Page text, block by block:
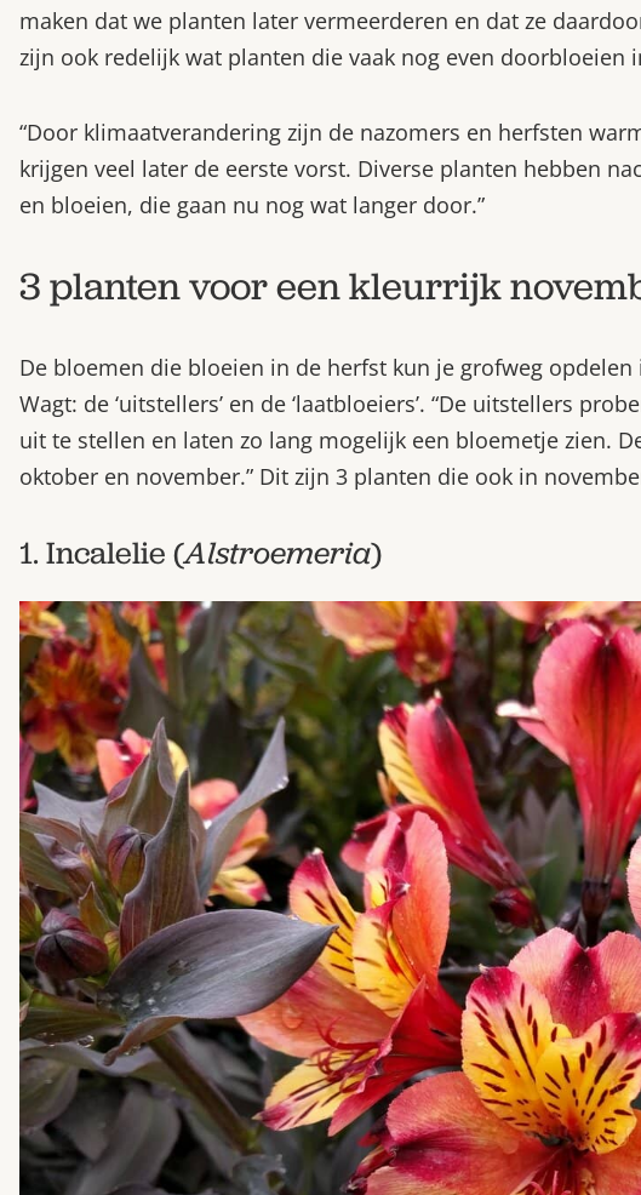
maken dat we planten later vermeerderen en dat ze
zijn ook redelijk wat planten die vaak nog even doorbloeien
“Door klimaatverandering zijn de nazomers en herfsten
krijgen veel later de eerste vorst. Diverse planten hebben
en bloeien, die gaan nu nog wat langer door.”
3 planten voor een kleurrijk
De bloemen die bloeien in de herfst kun je grofweg
Wagt: de ‘uitstellers’ en de ‘laatbloeiers’. “De uitstellers
uit te stellen en laten zo lang mogelijk een bloemetje zien.
oktober en november.” Dit zijn 3 planten die ook in
1. Incalelie (Alstroemeria)